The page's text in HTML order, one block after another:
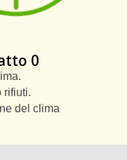
0
rifiuti.
del clima